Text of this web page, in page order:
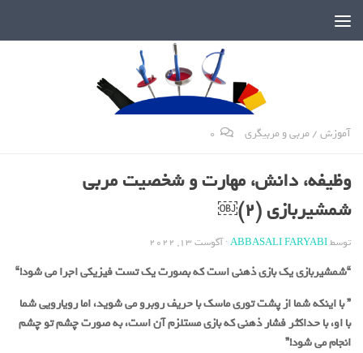
آموزش/مربی و مربیگری 0
وظیفه، دانش، مهارت و شخصیت مربی
شمشیربازی (2)￼
توسطABBASALI FARYABI
·آگوست 13, 2022
“شمشیربازی یک بازی ذهنی است که بصورت یک تست فیزیکی اجرا می شود!“
” با اینکه شما از پشت توری ماسک با حریف روبرو می شوید، اما رویارویی شما
با او، با حداکثر فشار ذهنی که بازی مستلزم آن است، به صورت چشم تو چشم
انجام می شود!”